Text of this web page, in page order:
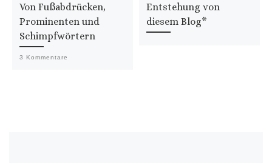
Von Fußabdrücken,
Prominenten und
Schimpfwörtern
3 Kommentare
Entstehung von
diesem Blog*